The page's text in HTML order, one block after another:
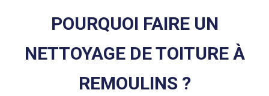
POURQUOI FAIRE UN
NETTOYAGE DE TOITURE À
REMOULINS ?